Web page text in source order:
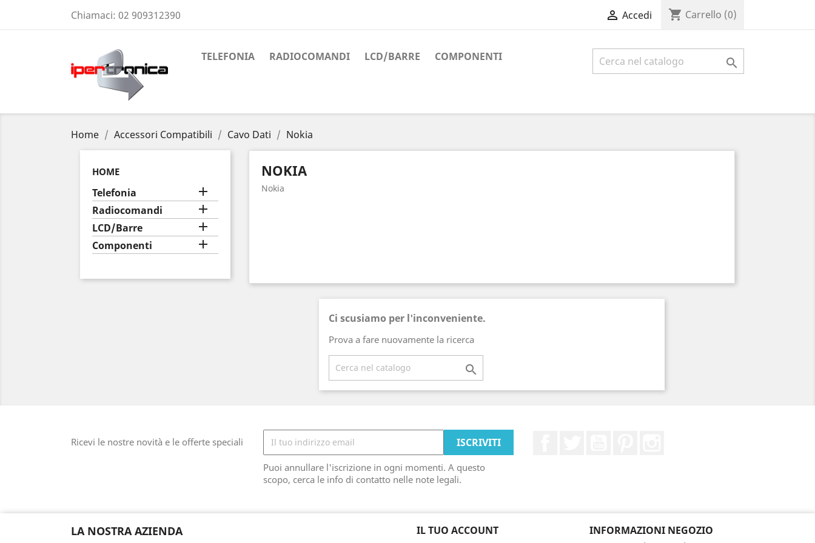
Chiamaci: 02 909312390  Accedi shopping_cart Carrello (0)
TELEFONIA RADIOCOMANDI LCD/BARRE COMPONENTI 
Home Accessori Compatibili Cavo Dati Nokia
HOME
Telefonia 
Radiocomandi 
LCD/Barre 
Componenti 
NOKIA
Nokia
Ci scusiamo per l'inconveniente.
Prova a fare nuovamente la ricerca

Ricevi le nostre novità e le offerte speciali
Puoi annullare l'iscrizione in ogni momenti. A questo
scopo, cerca le info di contatto nelle note legali.
LA NOSTRA AZIENDA IL TUO ACCOUNT
INFORMAZIONI NEGOZIO